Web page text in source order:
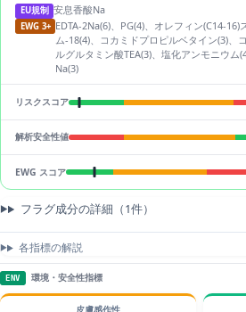
EU規制 安息香酸Na
EWG 3+ EDTA-2Na(6)、PG(4)、オレフィン(C14-
ム-18(4)、コカミドプロピルベタイン(3)、
ルグルタミン酸TEA(3)、塩化アンモニウム
Na(3)
リスクスコア
解析安全性値
EWG スコア
フラグ成分の詳細（1件）
各指標の解説
ENV 環境・安全性指標